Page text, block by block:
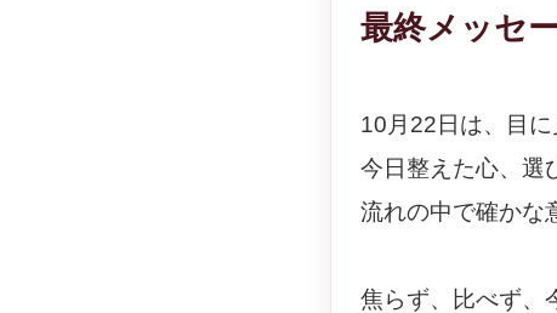
最終メッセ
10月22日は、目に
今日整えた心、選
流れの中で確かな
焦らず、比べず、